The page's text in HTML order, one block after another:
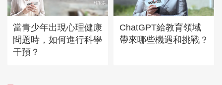
當青少年出現心理健康
問題時，如何進行科學
干預？
ChatGPT給教育領域
帶來哪些機遇和挑戰？